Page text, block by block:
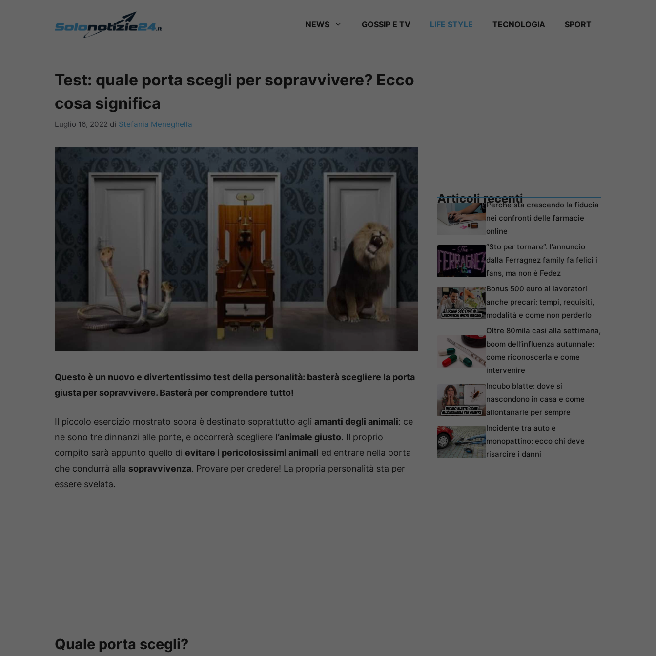
NEWS GOSSIP E TV LIFE STYLE TECNOLOGIA SPORT
Test: quale porta scegli per sopravvivere? Ecco
cosa significa
Luglio 16, 2022 di Stefania Meneghella
Questo è un nuovo e divertentissimo test della personalità: basterà scegliere la porta
giusta per sopravvivere. Basterà per comprendere tutto!
Il piccolo esercizio mostrato sopra è destinato soprattutto agli amanti degli animali: ce
ne sono tre dinnanzi alle porte, e occorrerà scegliere l’animale giusto. Il proprio
compito sarà appunto quello di evitare i pericolosissimi animali ed entrare nella porta
che condurrà alla sopravvivenza. Provare per credere! La propria personalità sta per
essere svelata.
Quale porta scegli?
Articoli recentiPerché sta crescendo la fiducia
nei confronti delle farmacie
online
“Sto per tornare”: l’annuncio
dalla Ferragnez family fa felici i
fans, ma non è Fedez
Bonus 500 euro ai lavoratori
anche precari: tempi, requisiti,
modalità e come non perderlo
Oltre 80mila casi alla settimana,
boom dell’influenza autunnale:
come riconoscerla e come
intervenire
Incubo blatte: dove si
nascondono in casa e come
allontanarle per sempre
Incidente tra auto e
monopattino: ecco chi deve
risarcire i danni